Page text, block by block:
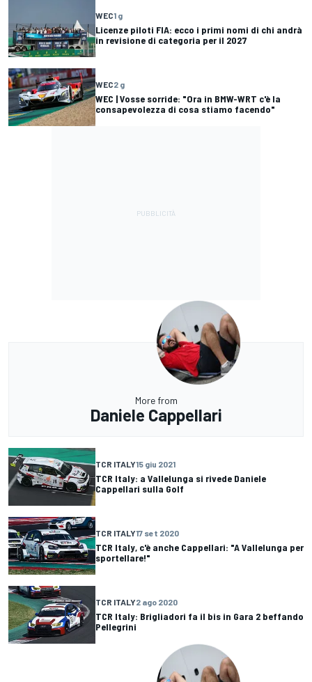
WEC1 g
Licenze piloti FIA: ecco i primi nomi di chi andrà
in revisione di categoria per il 2027
WEC2 g
WEC | Vosse sorride: "Ora in BMW-WRT c'è la
consapevolezza di cosa stiamo facendo"
More from
Daniele Cappellari
TCR ITALY15 giu 2021
TCR Italy: a Vallelunga si rivede Daniele
Cappellari sulla Golf
TCR ITALY17 set 2020
TCR Italy, c'è anche Cappellari: "A Vallelunga per
sportellare!"
TCR ITALY2 ago 2020
TCR Italy: Brigliadori fa il bis in Gara 2 beffando
Pellegrini